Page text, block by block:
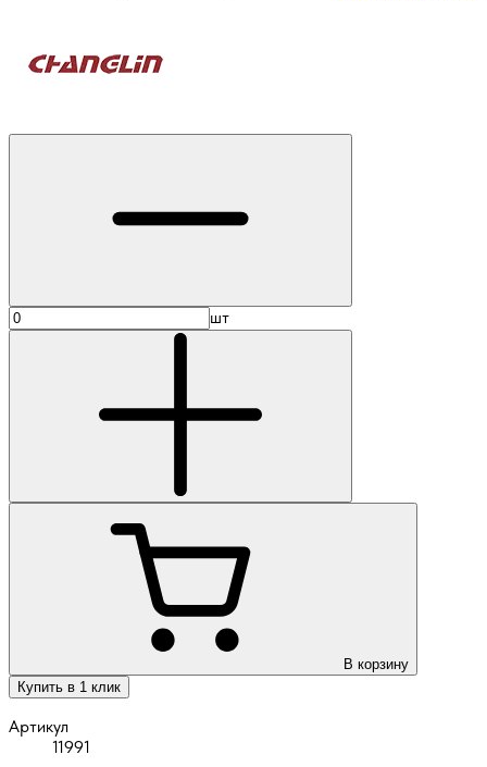
шт
В корзину
Купить в 1 клик
Артикул
11991